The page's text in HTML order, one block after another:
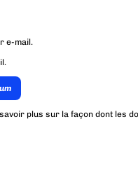
e-mail.
plus sur la façon dont les